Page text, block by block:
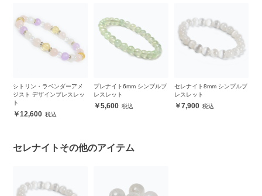
シトリン・ラベンダーアメ
ジスト デザインブレスレッ
ト
12,600
プレナイト6mm シンプルブ
レスレット
5,600
セレナイト8mm シンプルブ
レスレット
7,900
セレナイトその他のアイテム